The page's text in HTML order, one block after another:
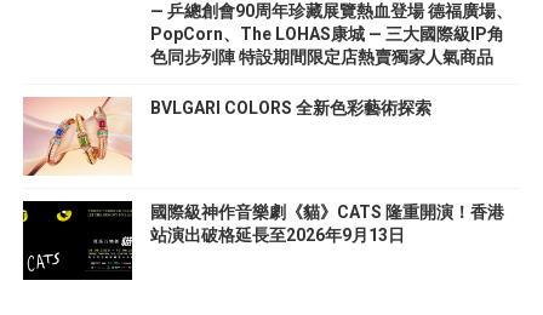
— 乒總創會90周年珍藏展覽熱血登場 德福廣場、
PopCorn、The LOHAS康城 — 三大國際級IP角
色同步列陣 特設期間限定店熱賣獨家人氣商品
BVLGARI COLORS 全新色彩藝術探索
國際級神作音樂劇《貓》CATS 隆重開演！香港
站演出破格延長至2026年9月13日